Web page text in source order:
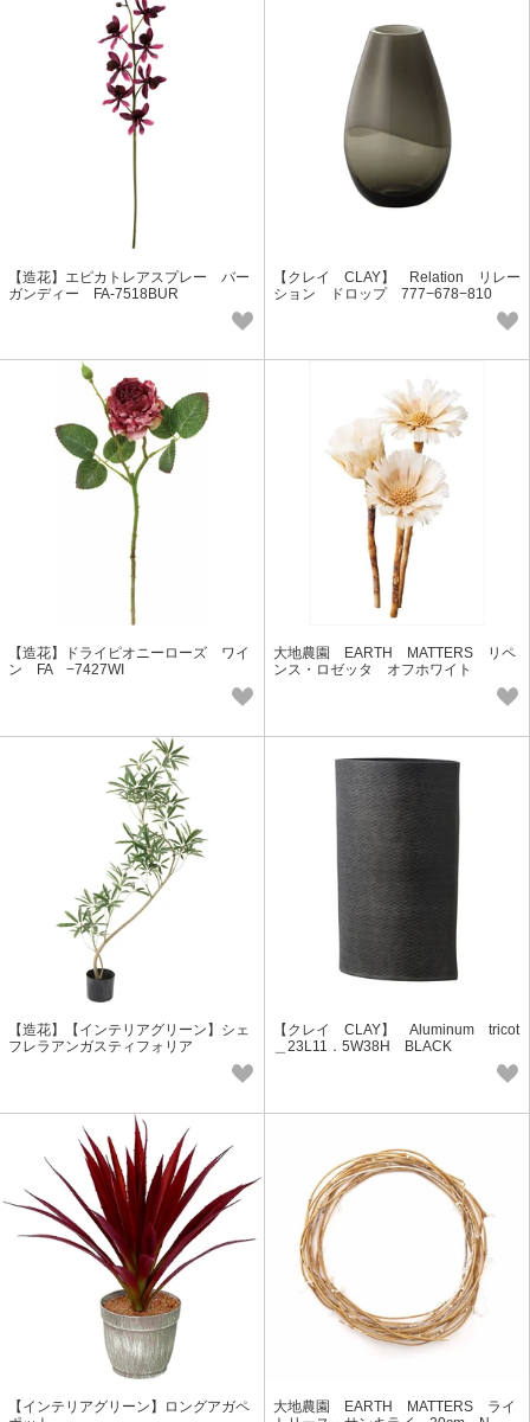
【造花】エピカトレアスプレー バー
ガンディー FA-7518BUR
【クレイ CLAY】 Relation リレー
ション ドロップ 777−678−810
【造花】ドライピオニーローズ ワイ
ン FA −7427WI
大地農園 EARTH MATTERS リペ
ンス・ロゼッタ オフホワイト
【造花】【インテリアグリーン】シェ
フレラアンガスティフォリア
【クレイ CLAY】 Aluminum tricot
＿23L11．5W38H BLACK
【インテリアグリーン】ロングアガペ
大地農園 EARTH MATTERS ライ